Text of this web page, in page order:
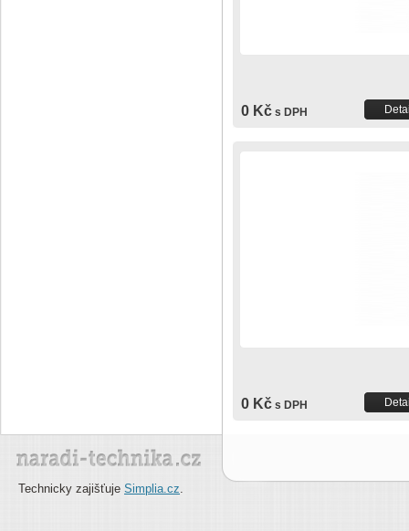
0 Kč s DPH
0 Kč s DPH
Technicky zajišťuje Simplia.cz.